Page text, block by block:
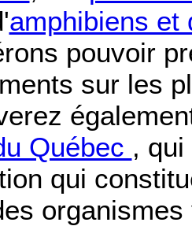
amphibiens et
pouvoir
sur les
Québec ,
qui